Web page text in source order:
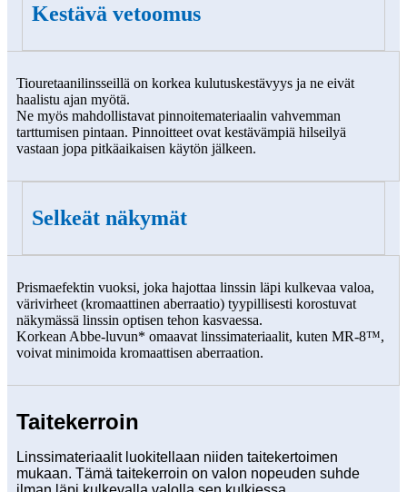
Kestävä vetoomus
Tiouretaanilinsseillä on korkea kulutuskestävyys ja ne eivät
haalistu ajan myötä.
Ne myös mahdollistavat pinnoitemateriaalin vahvemman
tarttumisen pintaan. Pinnoitteet ovat kestävämpiä hilseilyä
vastaan ​​jopa pitkäaikaisen käytön jälkeen.
Selkeät näkymät
Prismaefektin vuoksi, joka hajottaa linssin läpi kulkevaa valoa,
värivirheet (kromaattinen aberraatio) tyypillisesti korostuvat
näkymässä linssin optisen tehon kasvaessa.
Korkean Abbe-luvun* omaavat linssimateriaalit, kuten MR-8™,
voivat minimoida kromaattisen aberraation.
Taitekerroin
Linssimateriaalit luokitellaan niiden taitekertoimen
mukaan. Tämä taitekerroin on valon nopeuden suhde